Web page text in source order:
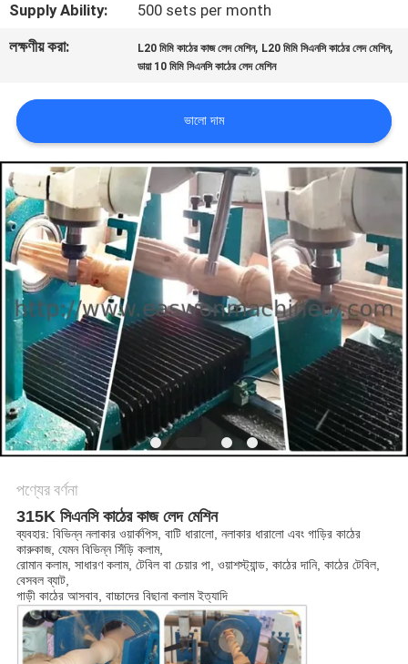
খবর
জন্য
আবেদন
সাইট
ম্যাপ
PRIVACY
POLICY
Supply Ability:
500 sets per month
লক্ষণীয় করা:
L20 মিমি কাঠের কাজ লেদ মেশিন, L20 মিমি সিএনসি কাঠের লেদ মেশিন,
ডায়া 10 মিমি সিএনসি কাঠের লেদ মেশিন
ভালো দাম
পণ্যের বর্ণনা
315K সিএনসি কাঠের কাজ লেদ মেশিন
ব্যবহার: বিভিন্ন নলাকার ওয়ার্কপিস, বাটি ধারালো, নলাকার ধারালো এবং গাড়ির কাঠের
কারুকাজ, যেমন বিভিন্ন সিঁড়ি কলাম,
রোমান কলাম, সাধারণ কলাম, টেবিল বা চেয়ার পা, ওয়াশস্ট্যান্ড, কাঠের দানি, কাঠের টেবিল,
বেসবল ব্যাট,
গাড়ী কাঠের আসবাব, বাচ্চাদের বিছানা কলাম ইত্যাদি